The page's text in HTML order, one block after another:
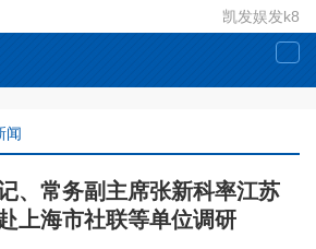
凯发娱发k8
闻
、常务副主席张新科率江苏
上海市社联等单位调研